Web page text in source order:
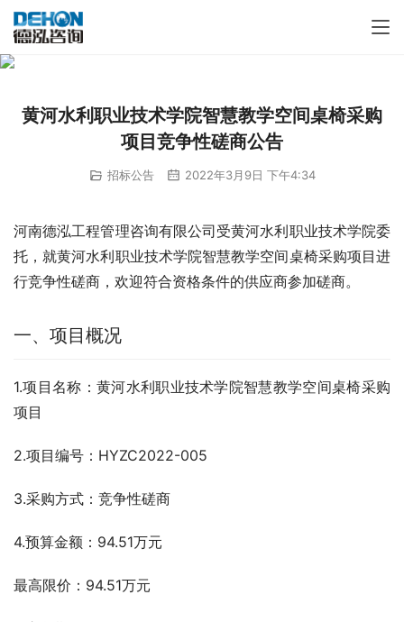
黄河水利职业技术学院智慧教学空间桌椅采购
项目竞争性磋商公告
招标公告 2022年3月9日 下午4:34
河南德泓工程管理咨询有限公司受黄河水利职业技术学院委
托，就黄河水利职业技术学院智慧教学空间桌椅采购项目进
行竞争性磋商，欢迎符合资格条件的供应商参加磋商。
一、项目概况
1.项目名称：黄河水利职业技术学院智慧教学空间桌椅采购
项目
2.项目编号：HYZC2022-005
3.采购方式：竞争性磋商
4.预算金额：94.51万元
最高限价：94.51万元